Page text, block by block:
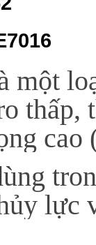
một
lực